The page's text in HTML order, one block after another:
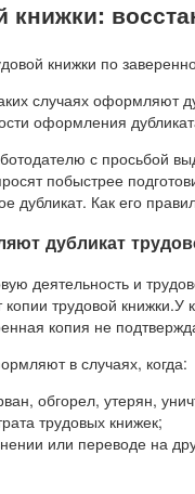
книжки:
случаях оформляют
оформления
с просьбой
побыстрее
дубликат. Как его
дубликат
деятельность и
копии трудовой
копия не
в случаях, когда:
обгорел, утерян,
трудовых книжек;
или переводе на